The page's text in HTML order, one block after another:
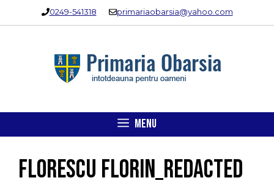
0249-541318 primariaobarsia@yahoo.com
MENU
FLORESCU FLORIN_Redacted